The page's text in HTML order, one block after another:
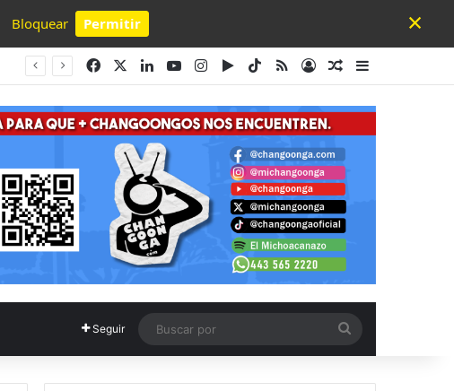
Bloquear Permitir
Powered by SendPulse
×
FacebookLinkedInYouTubeInstagram
Google Play
TikTok
RSSAccesoPublicación al
Barra lateral
Seguir
por